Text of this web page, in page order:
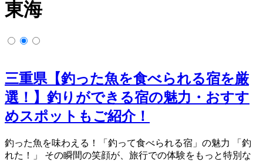
東海
三重県【釣った魚を食べられる宿を厳
選！】釣りができる宿の魅力・おすす
めスポットもご紹介！
釣った魚を味わえる！「釣って食べられる宿」の魅力 「釣
れた！」 その瞬間の笑顔が、旅行での体験をもっと特別な